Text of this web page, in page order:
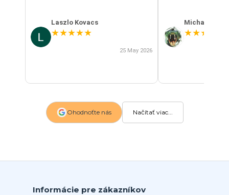
Laszlo Kovacs
★★★★★
25 May 2026
Michal Szabo
★★★
Ohodnoťte nás Načítať viac...
Informácie pre zákazníkov